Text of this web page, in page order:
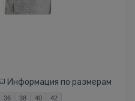
Информация по размерам
36 38 40 42